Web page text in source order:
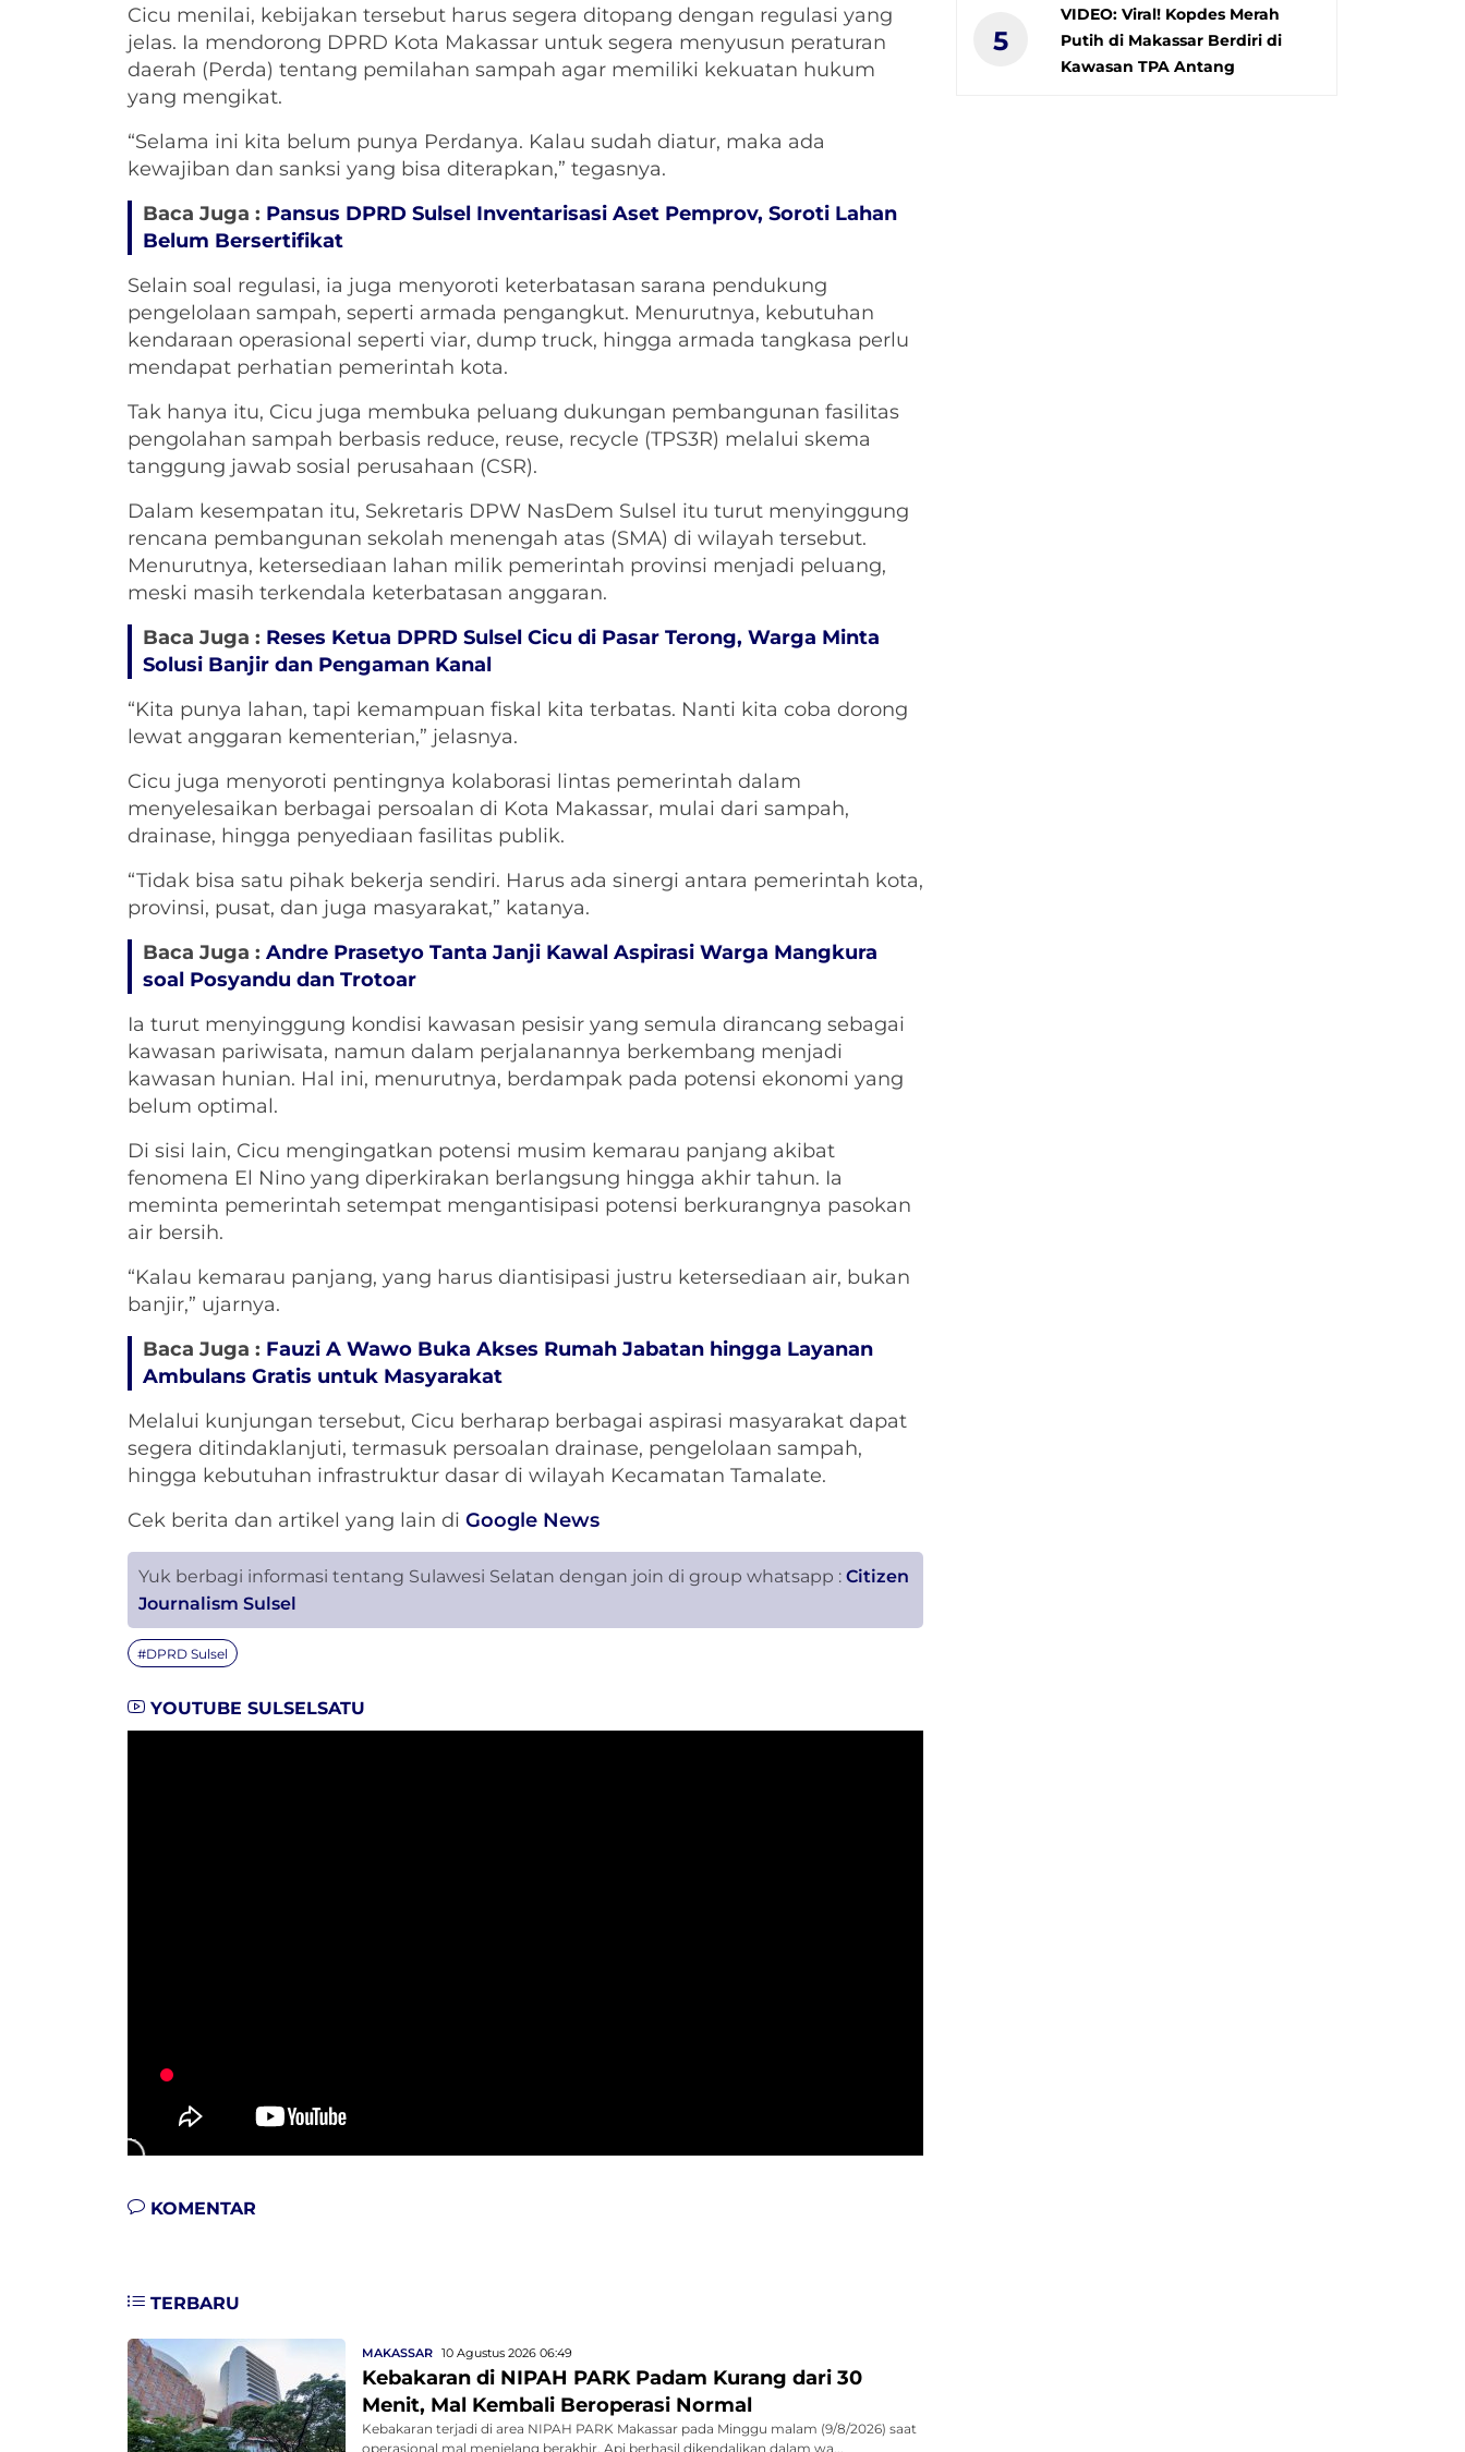
Cicu menilai, kebijakan tersebut harus segera ditopang dengan regulasi yang
jelas. Ia mendorong DPRD Kota Makassar untuk segera menyusun peraturan
daerah (Perda) tentang pemilahan sampah agar memiliki kekuatan hukum
yang mengikat.
“Selama ini kita belum punya Perdanya. Kalau sudah diatur, maka ada
kewajiban dan sanksi yang bisa diterapkan,” tegasnya.
Baca Juga : Pansus DPRD Sulsel Inventarisasi Aset Pemprov, Soroti Lahan
Belum Bersertifikat
Selain soal regulasi, ia juga menyoroti keterbatasan sarana pendukung
pengelolaan sampah, seperti armada pengangkut. Menurutnya, kebutuhan
kendaraan operasional seperti viar, dump truck, hingga armada tangkasa perlu
mendapat perhatian pemerintah kota.
Tak hanya itu, Cicu juga membuka peluang dukungan pembangunan fasilitas
pengolahan sampah berbasis reduce, reuse, recycle (TPS3R) melalui skema
tanggung jawab sosial perusahaan (CSR).
Dalam kesempatan itu, Sekretaris DPW NasDem Sulsel itu turut menyinggung
rencana pembangunan sekolah menengah atas (SMA) di wilayah tersebut.
Menurutnya, ketersediaan lahan milik pemerintah provinsi menjadi peluang,
meski masih terkendala keterbatasan anggaran.
Baca Juga : Reses Ketua DPRD Sulsel Cicu di Pasar Terong, Warga Minta
Solusi Banjir dan Pengaman Kanal
“Kita punya lahan, tapi kemampuan fiskal kita terbatas. Nanti kita coba dorong
lewat anggaran kementerian,” jelasnya.
Cicu juga menyoroti pentingnya kolaborasi lintas pemerintah dalam
menyelesaikan berbagai persoalan di Kota Makassar, mulai dari sampah,
drainase, hingga penyediaan fasilitas publik.
“Tidak bisa satu pihak bekerja sendiri. Harus ada sinergi antara pemerintah kota,
provinsi, pusat, dan juga masyarakat,” katanya.
Baca Juga : Andre Prasetyo Tanta Janji Kawal Aspirasi Warga Mangkura
soal Posyandu dan Trotoar
Ia turut menyinggung kondisi kawasan pesisir yang semula dirancang sebagai
kawasan pariwisata, namun dalam perjalanannya berkembang menjadi
kawasan hunian. Hal ini, menurutnya, berdampak pada potensi ekonomi yang
belum optimal.
Di sisi lain, Cicu mengingatkan potensi musim kemarau panjang akibat
fenomena El Nino yang diperkirakan berlangsung hingga akhir tahun. Ia
meminta pemerintah setempat mengantisipasi potensi berkurangnya pasokan
air bersih.
“Kalau kemarau panjang, yang harus diantisipasi justru ketersediaan air, bukan
banjir,” ujarnya.
Baca Juga : Fauzi A Wawo Buka Akses Rumah Jabatan hingga Layanan
Ambulans Gratis untuk Masyarakat
Melalui kunjungan tersebut, Cicu berharap berbagai aspirasi masyarakat dapat
segera ditindaklanjuti, termasuk persoalan drainase, pengelolaan sampah,
hingga kebutuhan infrastruktur dasar di wilayah Kecamatan Tamalate.
Cek berita dan artikel yang lain di Google News
Yuk berbagi informasi tentang Sulawesi Selatan dengan join di group whatsapp : Citizen
Journalism Sulsel
#DPRD Sulsel
YOUTUBE SULSELSATU
KOMENTAR
TERBARU
MAKASSAR 10 Agustus 2026 06:49
Kebakaran di NIPAH PARK Padam Kurang dari 30
Menit, Mal Kembali Beroperasi Normal
Kebakaran terjadi di area NIPAH PARK Makassar pada Minggu malam (9/8/2026) saat
operasional mal menjelang berakhir. Api berhasil dikendalikan dalam wa...
5
VIDEO: Viral! Kopdes Merah
Putih di Makassar Berdiri di
Kawasan TPA Antang